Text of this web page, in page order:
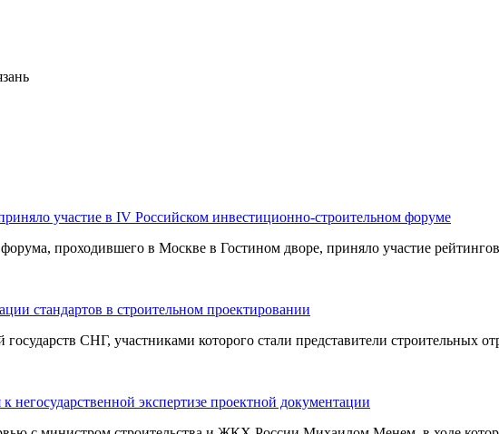
участие в IV Российском инвестиционно-строительном форуме
проходившего в Москве в Гостином дворе, приняло участие
стандартов в строительном проектировании
СНГ, участниками которого стали представители строительных
экспертизе проектной документации